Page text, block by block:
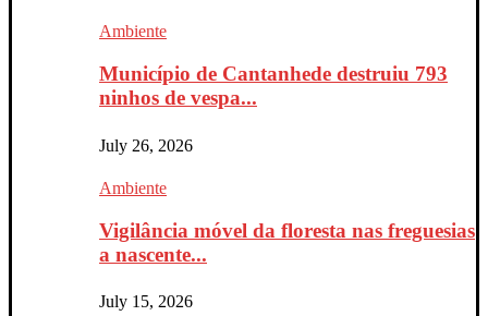
Ambiente
Município de Cantanhede destruiu 793
ninhos de vespa...
July 26, 2026
Ambiente
Vigilância móvel da floresta nas freguesias
a nascente...
July 15, 2026